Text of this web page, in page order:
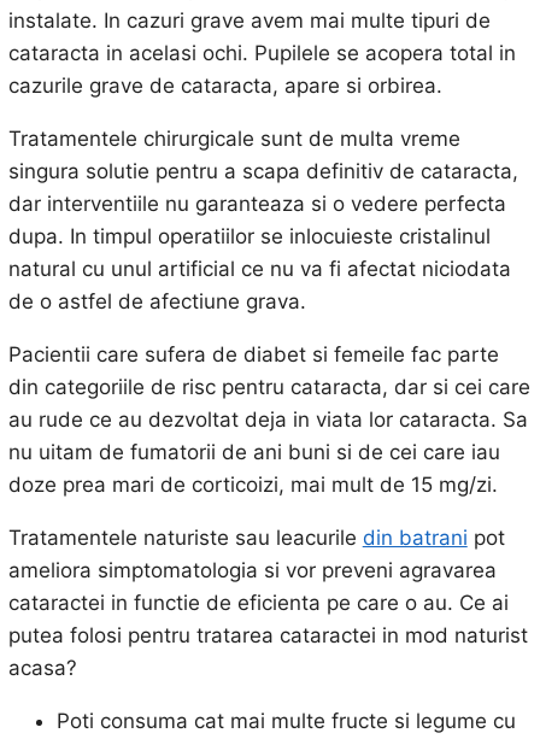
instalate. In cazuri grave avem mai multe tipuri de
cataracta in acelasi ochi. Pupilele se acopera total in
cazurile grave de cataracta, apare si orbirea.
Tratamentele chirurgicale sunt de multa vreme
singura solutie pentru a scapa definitiv de cataracta,
dar interventiile nu garanteaza si o vedere perfecta
dupa. In timpul operatiilor se inlocuieste cristalinul
natural cu unul artificial ce nu va fi afectat niciodata
de o astfel de afectiune grava.
Pacientii care sufera de diabet si femeile fac parte
din categoriile de risc pentru cataracta, dar si cei care
au rude ce au dezvoltat deja in viata lor cataracta. Sa
nu uitam de fumatorii de ani buni si de cei care iau
doze prea mari de corticoizi, mai mult de 15 mg/zi.
Tratamentele naturiste sau leacurile din batrani pot
ameliora simptomatologia si vor preveni agravarea
cataractei in functie de eficienta pe care o au. Ce ai
putea folosi pentru tratarea cataractei in mod naturist
acasa?
Poti consuma cat mai multe fructe si legume cu